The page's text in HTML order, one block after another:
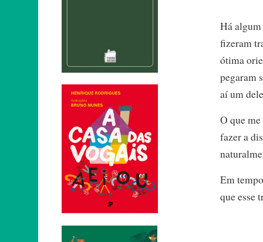
Há
fizeram
ótima
pegaram
aí um
O que
fazer a
Em
que esse